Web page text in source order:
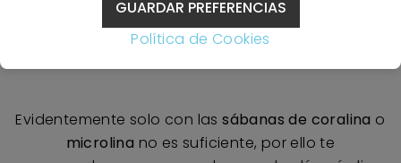
GUARDAR PREFERENCIAS
Política de Cookies
son las tuyas.
Evidentemente solo con lassábanas de coralina o
microlina no es suficiente, por ello te